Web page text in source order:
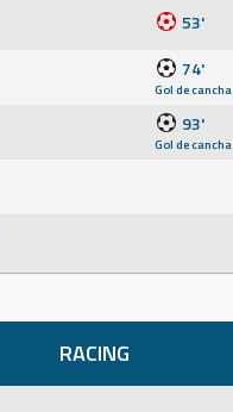
53'
74'
Gol de cancha
93'
Gol de cancha
RACING